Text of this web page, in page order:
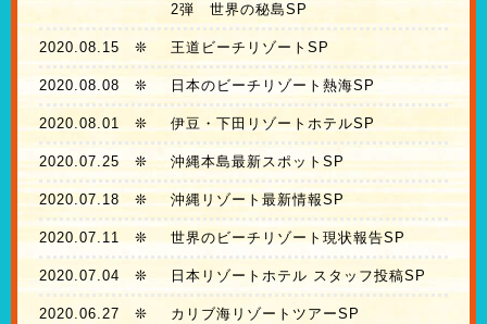
2弾 世界の秘島SP
2020.08.15 ❊ 王道ビーチリゾートSP
2020.08.08 ❊ 日本のビーチリゾート熱海SP
2020.08.01 ❊ 伊豆・下田リゾートホテルSP
2020.07.25❊ 沖縄本島最新スポットSP
2020.07.18❊ 沖縄リゾート最新情報SP
2020.07.11 ❊ 世界のビーチリゾート現状報告SP
2020.07.04 ❊ 日本リゾートホテル スタッフ投稿SP
2020.06.27 ❊ カリブ海リゾートツアーSP